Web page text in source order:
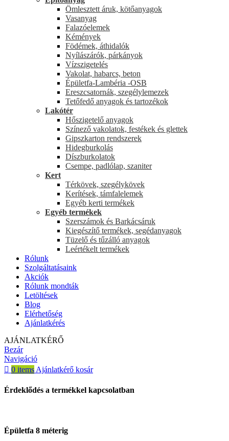
Ömlesztett áruk, kötőanyagok
Vasanyag
Falazóelemek
Kémények
Födémek, áthidalók
Nyílászárók, párkányok
Vízszigetelés
Vakolat, habarcs, beton
Épületfa-Lambéria -OSB
Ereszcsatornák, szegélylemezek
Tetőfedő anyagok és tartozékok
Lakótér
Hőszigetelő anyagok
Színező vakolatok, festékek és glettek
Gipszkarton rendszerek
Hidegburkolás
Díszburkolatok
Csempe, padlólap, szaniter
Kert
Térkövek, szegélykövek
Kerítések, támfalelemek
Egyéb kerti termékek
Egyéb termékek
Szerszámok és Barkácsáruk
Kiegészítő termékek, segédanyagok
Tüzelő és tűzálló anyagok
Leértékelt termékek
Rólunk
Szolgáltatásaink
Akciók
Rólunk mondták
Letöltések
Blog
Elérhetőség
Ajánlatkérés
AJÁNLATKÉRŐ
Bezár
Navigáció
0 items Ajánlatkérő kosár
Érdeklődés a termékkel kapcsolatban
Épületfa 8 méterig